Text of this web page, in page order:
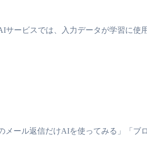
ービスでは、入力データが学習に使
ール返信だけAIを使ってみる」「